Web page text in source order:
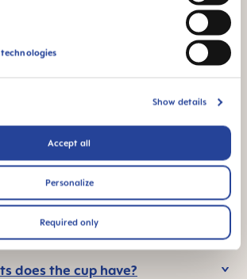
Show details
Accept all
Personalize
Required only
suction is needed?
of using the MAM
a 360° cup? Can I go
cup?
does the cup have?